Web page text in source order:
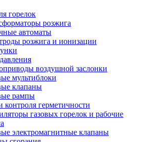
горелок
розжига
автоматы
розжига и ионизации
воздушной заслонки
мультиблоки
клапаны
рампы
контроля герметичности
газовых горелок и рабочие
электромагнитные клапаны